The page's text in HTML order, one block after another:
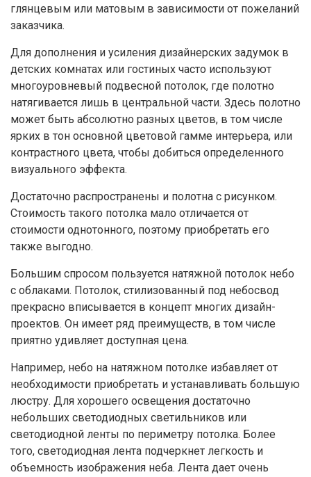
глянцевым или матовым в зависимости от пожеланий
заказчика.
Для дополнения и усиления дизайнерских задумок в
детских комнатах или гостиных часто используют
многоуровневый подвесной потолок, где полотно
натягивается лишь в центральной части. Здесь полотно
может быть абсолютно разных цветов, в том числе
ярких в тон основной цветовой гамме интерьера, или
контрастного цвета, чтобы добиться определенного
визуального эффекта.
Достаточно распространены и полотна с рисунком.
Стоимость такого потолка мало отличается от
стоимости однотонного, поэтому приобретать его
также выгодно.
Большим спросом пользуется натяжной потолок небо
с облаками. Потолок, стилизованный под небосвод
прекрасно вписывается в концепт многих дизайн-
проектов. Он имеет ряд преимуществ, в том числе
приятно удивляет доступная цена.
Например, небо на натяжном потолке избавляет от
необходимости приобретать и устанавливать большую
люстру. Для хорошего освещения достаточно
небольших светодиодных светильников или
светодиодной ленты по периметру потолка. Более
того, светодиодная лента подчеркнет легкость и
объемность изображения неба. Лента дает очень